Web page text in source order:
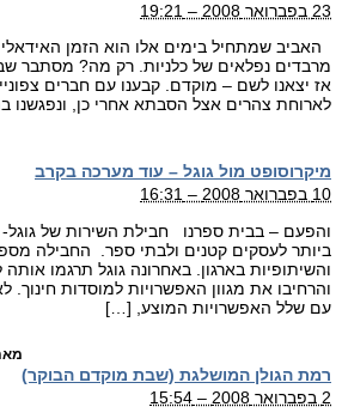
23 בפברואר 2008 – 19:21
האביב שמתחיל בימים אלו הוא הזמן
מרבדים נפלאים של כלניות. רק מה? מסתבר
אז יצאנו לשם – מוקדם. קבענו עם חברים
לארוחת צהרים אצל הסבתא אחרי כן,
מיקרוסופט מול גוגל – עוד מערכה בקרב
10 בפברואר 2008 – 16:31
ביותר לעסקים קטנים ולבתי ספר. החבילה
והשיתופיות בארגון. באחרונה גוגל תרגמו
והרחיבו את מגוון האפשרויות למוסדות
עם שלל האפשרויות המוצע, […]
רמת הגולן המושלגת (שבת מוקדם הבוקר)
2 בפברואר 2008 – 15:54